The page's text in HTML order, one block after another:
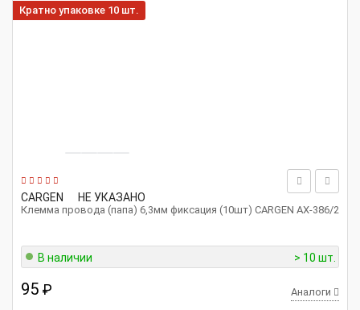
CARGEN НЕ УКАЗАНО
Клемма провода (папа) 6,3мм фиксация (10шт) CARGEN АХ-386/2
Кратно упаковке 10 шт.
В наличии > 10 шт.
95 ₽ Аналоги